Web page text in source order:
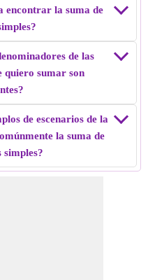
sea el mismo
es decir, 7/12 y
7/12 + 10/12 = 17/12
7/12 + 5/6= 17/12.
fracciones simples de
denominadores
sea el mismo
es decir, 44/40 y
encontrar la suma de
de las
quiero sumar son
de escenarios de la
la suma de
simples?